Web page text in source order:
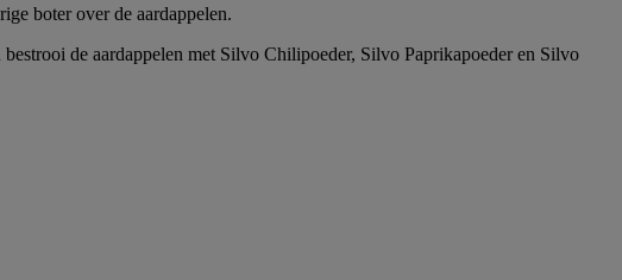
boter over de aardappelen.
de aardappelen met Silvo Chilipoeder, Silvo Paprikapoeder en Silvo